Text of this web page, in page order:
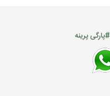
#پارگی پرینه